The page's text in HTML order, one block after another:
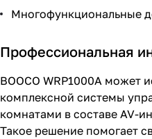
Многофункциональные
Профессиональная
BOOCO WRP1000A может
комплексной системы
комнатами в составе AV-
Такое решение помогает